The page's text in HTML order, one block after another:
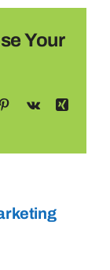
Your
Pinterest
Vk
Xing